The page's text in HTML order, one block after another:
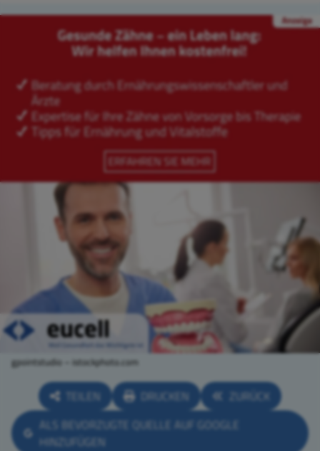
gpointstudio – istockphoto.com
TEILEN DRUCKEN
ZURÜCK
ALS BEVORZUGTE QUELLE AUF GOOGLE
HINZUFÜGEN